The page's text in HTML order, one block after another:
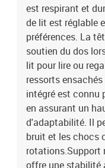
est respirant et
de lit est réglable
préférences. La
soutien du dos
lit pour lire ou
ressorts
intégré est connu
en assurant un
d'adaptabilité. Il
bruit et les chocs
rotations.Support
offre une stabilité